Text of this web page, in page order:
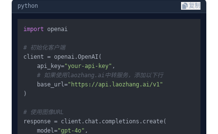
python 复制
import openai
# 初始化客户端
client = openai.OpenAI(
    api_key=
"your-api-key" ,
# 如果使用laozhang.ai中转服务，添加以下行
    base_url=
"https://api.laozhang.ai/v1"
)
# 使用图像URL
response = client.chat.completions.create(
    model=
"gpt-4o" ,